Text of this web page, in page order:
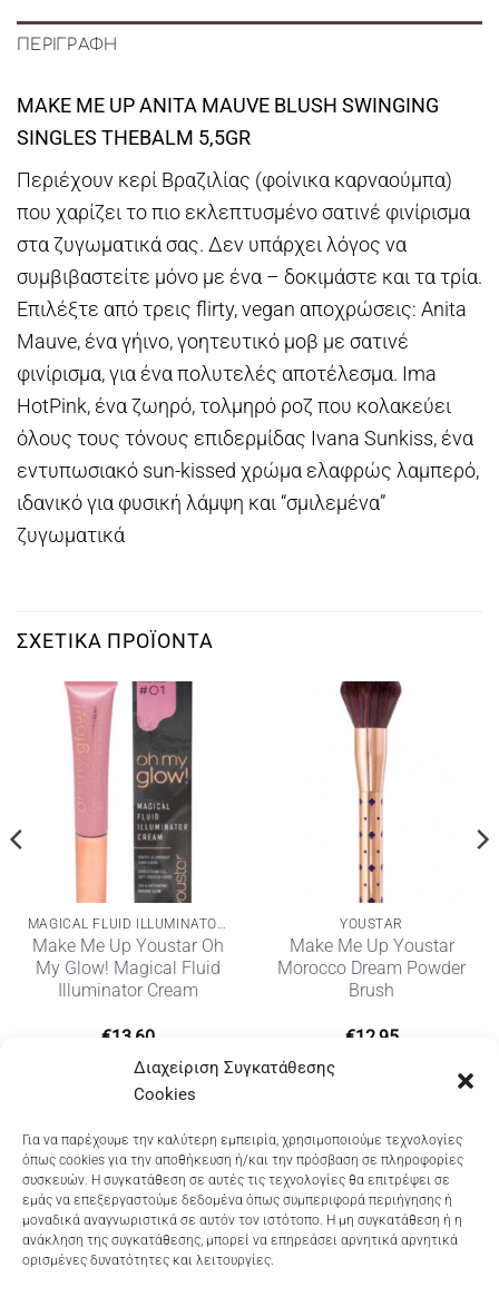
Διαχείριση Συγκατάθεσης
Cookies
Για να παρέχουμε την καλύτερη εμπειρία, χρησιμοποιούμε τεχνολογίες
όπως cookies για την αποθήκευση ή/και την πρόσβαση σε πληροφορίες
συσκευών. Η συγκατάθεση σε αυτές τις τεχνολογίες θα επιτρέψει σε
εμάς να επεξεργαστούμε δεδομένα όπως συμπεριφορά περιήγησης ή
μοναδικά αναγνωριστικά σε αυτόν τον ιστότοπο. Η μη συγκατάθεση ή η
ανάκληση της συγκατάθεσης, μπορεί να επηρεάσει αρνητικά αρνητικά
ορισμένες δυνατότητες και λειτουργίες.
ΠΕΡΙΓΡΑΦΉ
MAKE ME UP ANITA MAUVE BLUSH SWINGING
SINGLES THEBALM 5,5GR
Περιέχουν κερί Βραζιλίας (φοίνικα καρναούμπα)
που χαρίζει το πιο εκλεπτυσμένο σατινέ φινίρισμα
στα ζυγωματικά σας. Δεν υπάρχει λόγος να
συμβιβαστείτε μόνο με ένα – δοκιμάστε και τα τρία.
Επιλέξτε από τρεις flirty, vegan αποχρώσεις: Anita
Mauve, ένα γήινο, γοητευτικό μοβ με σατινέ
φινίρισμα, για ένα πολυτελές αποτέλεσμα. Ima
HotPink, ένα ζωηρό, τολμηρό ροζ που κολακεύει
όλους τους τόνους επιδερμίδας Ivana Sunkiss, ένα
εντυπωσιακό sun-kissed χρώμα ελαφρώς λαμπερό,
ιδανικό για φυσική λάμψη και “σμιλεμένα”
ζυγωματικά
ΣΧΕΤΙΚΆ ΠΡΟΪΌΝΤΑ
MAGICAL FLUID ILLUMINATOR CREAM
Make Me Up Youstar Oh
My Glow! Magical Fluid
Illuminator Cream
€13,60
YOUSTAR
Make Me Up Youstar
Morocco Dream Powder
Brush
€12,95
Dioni Hair Care, Ζυμβρακάκηδων 33, τηλ 28210
91906
Dioni Hair Spa, Κ. Σφακιανάκη 5, τηλ 28210 94712